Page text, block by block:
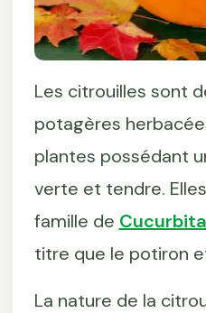
Les citrouilles sont
potagères
plantes possédant
verte et tendre.
famille de
titre que le potiron
La nature de la